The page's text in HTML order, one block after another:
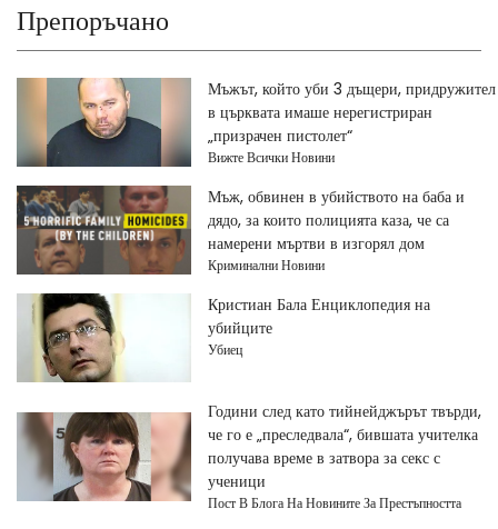
Препоръчано
Мъжът, който уби 3 дъщери, придружител
в църквата имаше нерегистриран
„призрачен пистолет“
Вижте Всички Новини
Мъж, обвинен в убийството на баба и
дядо, за които полицията каза, че са
намерени мъртви в изгорял дом
Криминални Новини
Кристиан Бала Енциклопедия на
убийците
Убиец
Години след като тийнейджърът твърди,
че го е „преследвала“, бившата учителка
получава време в затвора за секс с
ученици
Пост В Блога На Новините За Престъпността